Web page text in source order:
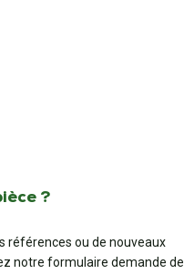
?
références ou de nouveaux
notre formulaire demande de